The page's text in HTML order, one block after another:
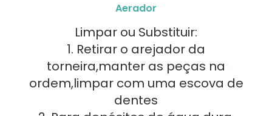
Aerador
Limpar ou Substituir:
1. Retirar o arejador da
torneira,manter as peças na
ordem,limpar com uma escova de
dentes